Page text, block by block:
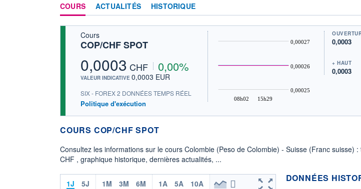
COURS ACTUALITÉS HISTORIQUE
Cours
COP/CHF SPOT
0,0003 CHF 0,00%
VALEUR INDICATIVE 0,0003 EUR
SIX - FOREX 2 DONNÉES TEMPS RÉEL
Politique d'exécution
08h02 15h29
0,00025
0,00026
0,00027 0,0003
+ HAUT
0,0003
COURS COP/CHF SPOT
Consultez les informations sur le cours Colombie (Peso de Colombie) - Suisse (Franc suisse)
CHF , graphique historique, dernières actualités, ...
1J 5J 1M 3M 6M 1A 5A 10A DONNÉES